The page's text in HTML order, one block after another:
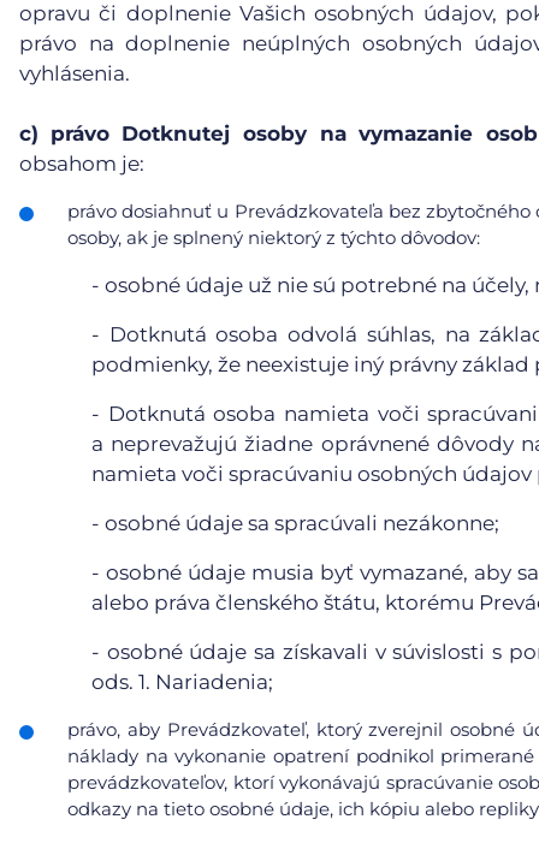
opravu či doplnenie Vašich osobných údajov,
právo na doplnenie neúplných osobných
vyhlásenia.
c) právo Dotknutej osoby na vymazanie
obsahom je:
právo dosiahnuť u Prevádzkovateľa bez
osoby, ak je splnený niektorý z týchto dôvodov:
- osobné údaje už nie sú potrebné na
- Dotknutá osoba odvolá súhlas, na
podmienky, že neexistuje iný právny
- Dotknutá osoba namieta voči
a neprevažujú žiadne oprávnené dôvody
namieta voči spracúvaniu osobných údajov
- osobné údaje sa spracúvali nezákonne;
- osobné údaje musia byť vymazané, aby
alebo práva členského štátu, ktorému
- osobné údaje sa získavali v súvislosti s
ods. 1. Nariadenia;
právo, aby Prevádzkovateľ, ktorý zverejnil osobné
náklady na vykonanie opatrení podnikol
prevádzkovateľov, ktorí vykonávajú spracúvanie
odkazy na tieto osobné údaje, ich kópiu alebo